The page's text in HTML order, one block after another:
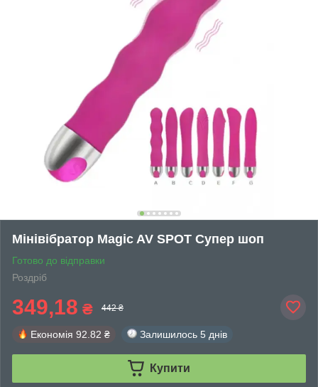
Мінівібратор Magic AV SPOT Супер шоп
Готово до відправки
Роздріб
349,18 ₴ 442 ₴
Економія 92.82 ₴ Залишилось 5 днів
Купити